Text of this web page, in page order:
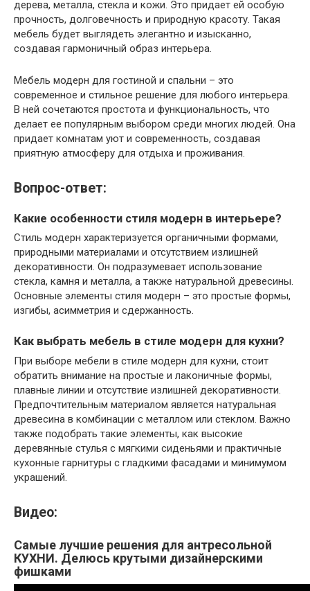
дерева, металла, стекла и кожи. Это придает ей особую
прочность, долговечность и природную красоту. Такая
мебель будет выглядеть элегантно и изысканно,
создавая гармоничный образ интерьера.
Мебель модерн для гостиной и спальни – это
современное и стильное решение для любого интерьера.
В ней сочетаются простота и функциональность, что
делает ее популярным выбором среди многих людей. Она
придает комнатам уют и современность, создавая
приятную атмосферу для отдыха и проживания.
Вопрос-ответ:
Какие особенности стиля модерн в интерьере?
Стиль модерн характеризуется органичными формами,
природными материалами и отсутствием излишней
декоративности. Он подразумевает использование
стекла, камня и металла, а также натуральной древесины.
Основные элементы стиля модерн – это простые формы,
изгибы, асимметрия и сдержанность.
Как выбрать мебель в стиле модерн для кухни?
При выборе мебели в стиле модерн для кухни, стоит
обратить внимание на простые и лаконичные формы,
плавные линии и отсутствие излишней декоративности.
Предпочтительным материалом является натуральная
древесина в комбинации с металлом или стеклом. Важно
также подобрать такие элементы, как высокие
деревянные стулья с мягкими сиденьями и практичные
кухонные гарнитуры с гладкими фасадами и минимумом
украшений.
Видео:
Самые лучшие решения для антресольной
КУХНИ. Делюсь крутыми дизайнерскими
фишками